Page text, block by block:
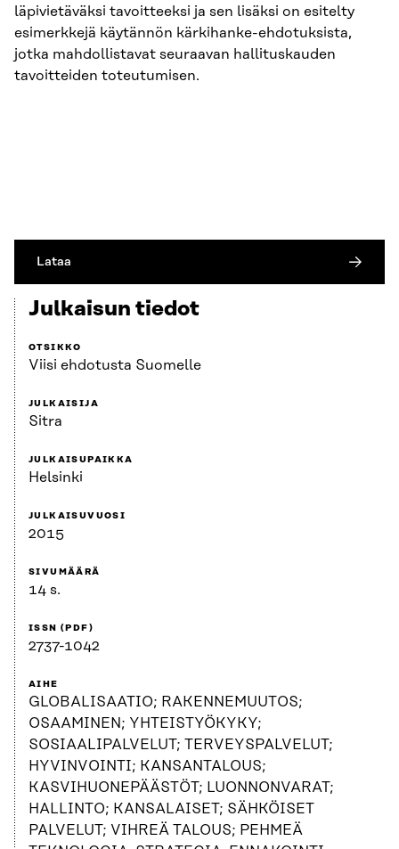
läpivietäväksi tavoitteeksi ja sen lisäksi on esitelty
esimerkkejä käytännön kärkihanke-ehdotuksista,
jotka mahdollistavat seuraavan hallituskauden
tavoitteiden toteutumisen.
Lataa
Julkaisun tiedot
OTSIKKO
Viisi ehdotusta Suomelle
JULKAISIJA
Sitra
JULKAISUPAIKKA
Helsinki
JULKAISUVUOSI
2015
SIVUMÄÄRÄ
14 s.
ISSN (PDF)
2737-1042
AIHE
GLOBALISAATIO; RAKENNEMUUTOS;
OSAAMINEN; YHTEISTYÖKYKY;
SOSIAALIPALVELUT; TERVEYSPALVELUT;
HYVINVOINTI; KANSANTALOUS;
KASVIHUONEPÄÄSTÖT; LUONNONVARAT;
HALLINTO; KANSALAISET; SÄHKÖISET
PALVELUT; VIHREÄ TALOUS; PEHMEÄ